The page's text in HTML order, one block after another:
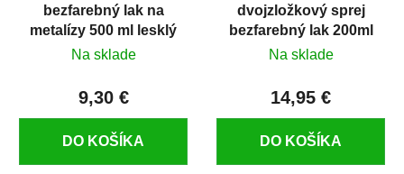
bezfarebný lak na
metalízy 500 ml lesklý
Na sklade
9,30 €
DO KOŠÍKA
dvojzložkový sprej
bezfarebný lak 200ml
Na sklade
14,95 €
DO KOŠÍKA